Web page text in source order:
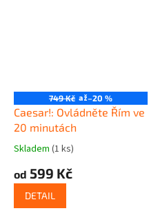
749 Kč až–20 %
Caesar!: Ovládněte Řím ve
20 minutách
Průměrné
produktu
Skladem (1 ks)
od 599 Kč
DETAIL